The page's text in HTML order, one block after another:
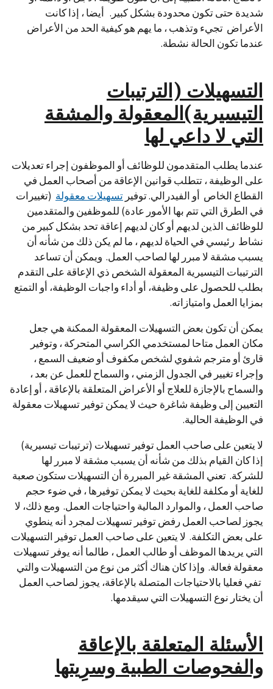
شديدة حتى تكون محدودة بشكل كبير. أيضا ، إذا كانت
الأعراض تجيء وتذهب ، ما يهم هو كيفية الحد من الأعراض
عندما تكون الحالة نشطة.
التسهيلات (الترتيبات
التيسيرية)المعقولة والمشقة
التي لا داعي لها
عندما يطلب المتقدمون للوظائف أو الموظفون إجراء تعديلات
على الوظيفة ، تتطلب قوانين الإعاقة من أصحاب العمل في
القطاع الخاص أو الفيدرالي. توفير تسهيلات معقولة (تغييرات
في الطرق التي تتم بها الأمور عادة) للموظفين والمتقدمين
للوظائف الذين لديهم أو كان لديهم إعاقة تحد بشكل كبير من
نشاط رئيسي في الحياة لديهم ، ما لم يكن ذلك من شأنه أن
يسبب مشقة لا مبرر لها لصاحب العمل. ويمكن أن تساعد
الترتيبات التيسيرية المعقولة الشخص ذي الإعاقة على التقدم
بطلب للحصول على وظيفة، أو أداء واجبات الوظيفة، أو التمتع
بمزايا العمل وامتيازاته.
يمكن أن تكون بعض التسهيلات المعقولة الممكنة هي جعل
مكان العمل متاحا لمستخدمي الكراسي المتحركة ، وتوفير
قارئ أو مترجم شفوي لشخص مكفوف أو ضعيف السمع ،
وإجراء تغيير في الجدول الزمني ، والسماح للعمل عن بعد ،
والسماح بالإجازة للعلاج أو الأعراض المتعلقة بالإعاقة ، أو إعادة
التعيين إلى وظيفة شاغرة حيث لا يمكن توفير تسهيلات معقولة
في الوظيفة الحالية.
لا يتعين على صاحب العمل توفير تسهيلات (ترتيبات تيسيرية)
إذا كان القيام بذلك من شأنه أن يسبب مشقة لا مبرر لها
للشركة. تعني المشقة غير المبررة أن التسهيلات ستكون صعبة
للغاية أو مكلفة للغاية بحيث لا يمكن توفيرها ، في ضوء حجم
صاحب العمل ، والموارد المالية واحتياجات العمل. ومع ذلك، لا
يجوز لصاحب العمل رفض توفير تسهيلات لمجرد أنه ينطوي
على بعض التكلفة. لا يتعين على صاحب العمل توفير التسهيلات
التي يريدها الموظف أو طالب العمل ، طالما أنه يوفر تسهيلات
معقولة فعالة. وإذا كان هناك أكثر من نوع من التسهيلات والتي
تفي فعليا بالاحتياجات المتصلة بالإعاقة، يجوز لصاحب العمل
أن يختار نوع التسهيلات التي سيقدمها.
الأسئلة المتعلقة بالإعاقة
والفحوصات الطبية وسرِيتها